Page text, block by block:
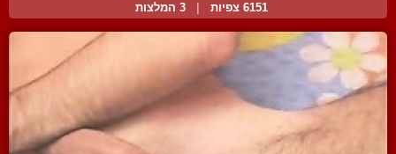
6151 צפיות 3 המלצות